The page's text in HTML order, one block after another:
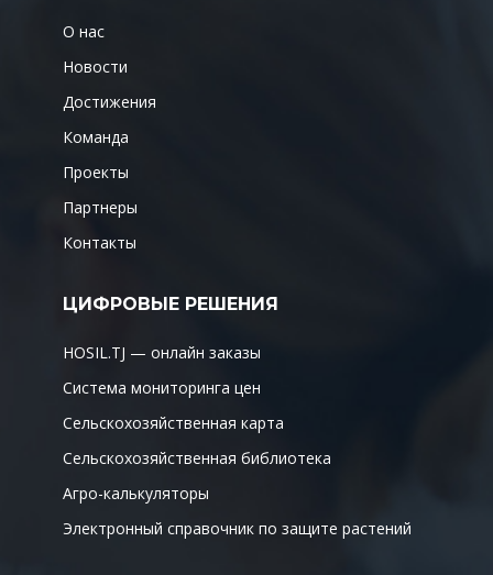
О нас
Новости
Достижения
Команда
Проекты
Партнеры
Контакты
ЦИФРОВЫЕ РЕШЕНИЯ
HOSIL.TJ — онлайн заказы
Система мониторинга цен
Сельскохозяйственная карта
Сельскохозяйственная библиотека
Агро-калькуляторы
Электронный справочник по защите растений